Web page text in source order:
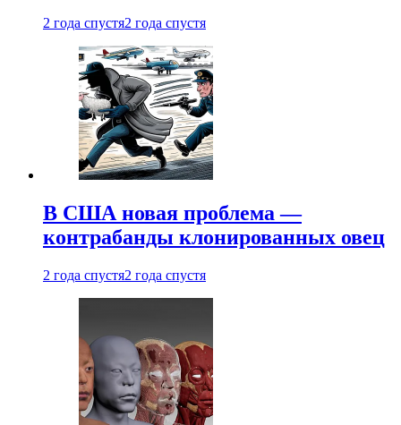
2 года спустя2 года спустя
В США новая проблема —
контрабанды клонированных овец
2 года спустя2 года спустя